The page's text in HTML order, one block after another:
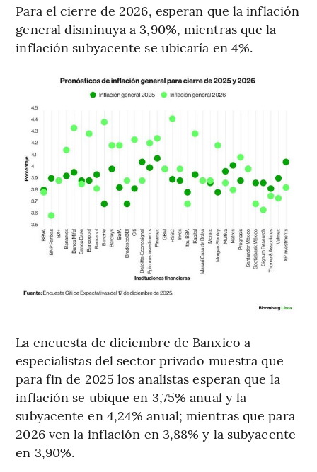
Para el cierre de 2026, esperan que la inflación
general disminuya a 3,90%, mientras que la
inflación subyacente se ubicaría en 4%.
La encuesta de diciembre de Banxico a
especialistas del sector privado muestra que
para fin de 2025 los analistas esperan que la
inflación se ubique en 3,75% anual y la
subyacente en 4,24% anual; mientras que para
2026 ven la inflación en 3,88% y la subyacente
en 3,90%.